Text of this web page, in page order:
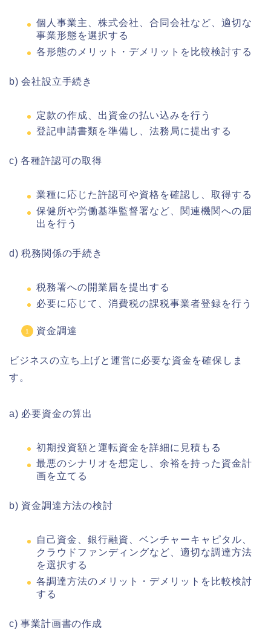
個人事業主、株式会社、合同会社など、適切な
事業形態を選択する
各形態のメリット・デメリットを比較検討する
b) 会社設立手続き
定款の作成、出資金の払い込みを行う
登記申請書類を準備し、法務局に提出する
c) 各種許認可の取得
業種に応じた許認可や資格を確認し、取得する
保健所や労働基準監督署など、関連機関への届
出を行う
d) 税務関係の手続き
税務署への開業届を提出する
必要に応じて、消費税の課税事業者登録を行う
資金調達
ビジネスの立ち上げと運営に必要な資金を確保しま
す。
a) 必要資金の算出
初期投資額と運転資金を詳細に見積もる
最悪のシナリオを想定し、余裕を持った資金計
画を立てる
b) 資金調達方法の検討
自己資金、銀行融資、ベンチャーキャピタル、
クラウドファンディングなど、適切な調達方法
を選択する
各調達方法のメリット・デメリットを比較検討
する
c) 事業計画書の作成